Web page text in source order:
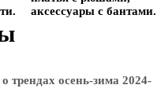
аксессуары с бантами.
трендах осень-зима 2024-